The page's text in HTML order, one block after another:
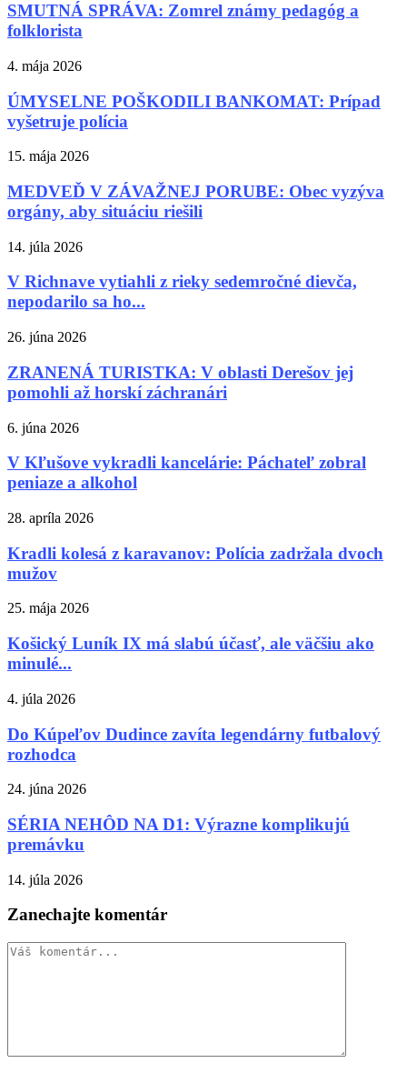
SMUTNÁ SPRÁVA: Zomrel známy pedagóg a
folklorista
4. mája 2026
ÚMYSELNE POŠKODILI BANKOMAT: Prípad
vyšetruje polícia
15. mája 2026
MEDVEĎ V ZÁVAŽNEJ PORUBE: Obec vyzýva
orgány, aby situáciu riešili
14. júla 2026
V Richnave vytiahli z rieky sedemročné dievča,
nepodarilo sa ho...
26. júna 2026
ZRANENÁ TURISTKA: V oblasti Derešov jej
pomohli až horskí záchranári
6. júna 2026
V Kľušove vykradli kancelárie: Páchateľ zobral
peniaze a alkohol
28. apríla 2026
Kradli kolesá z karavanov: Polícia zadržala dvoch
mužov
25. mája 2026
Košický Luník IX má slabú účasť, ale väčšiu ako
minulé...
4. júla 2026
Do Kúpeľov Dudince zavíta legendárny futbalový
rozhodca
24. júna 2026
SÉRIA NEHÔD NA D1: Výrazne komplikujú
premávku
14. júla 2026
Zanechajte komentár